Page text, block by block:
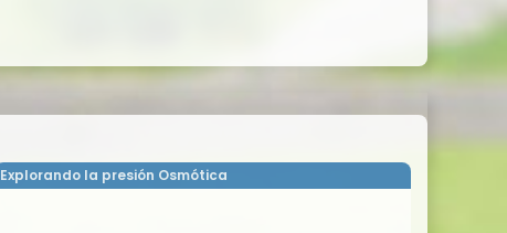
Explorando la presión Osmótica